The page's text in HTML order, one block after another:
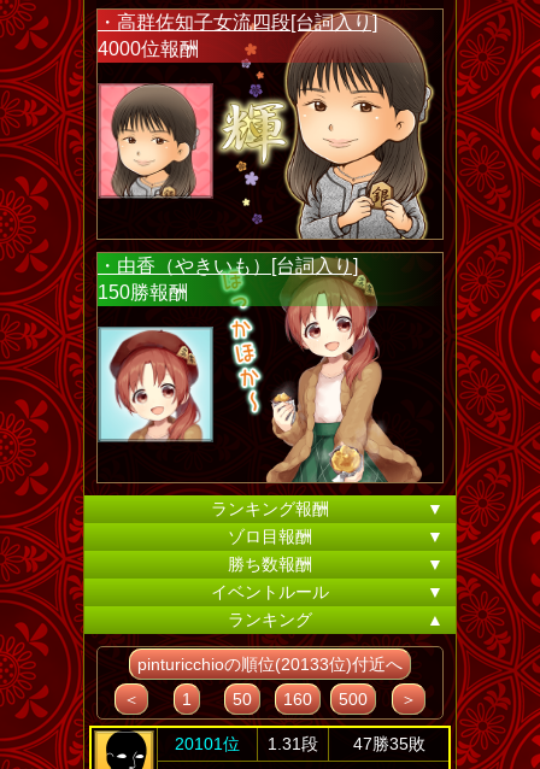
・高群佐知子女流四段[台詞入り]
4000位報酬
・由香（やきいも）[台詞入り]
150勝報酬
ランキング報酬
▼
ゾロ目報酬
▼
勝ち数報酬
▼
イベントルール
▼
ランキング
▲
pinturicchioの順位(20133位)付近へ
＜
1 50 160 500 ＞
20101位 1.31段
47勝35敗